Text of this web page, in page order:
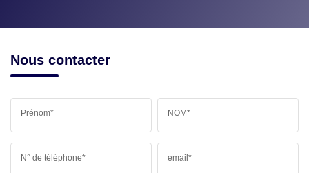
Nous contacter
Prénom* NOM*
N° de téléphone* email*